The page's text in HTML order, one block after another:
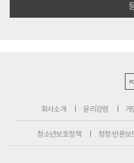
회사소개 윤리강령 개
청소년보호정책 정정·반론보